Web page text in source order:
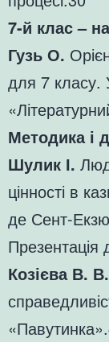
7-й клас –
Гузь О.
для 7 класу.
Методика і
Шулик І.
цінності в
де Сент-
Презентація
Козієва В. В.